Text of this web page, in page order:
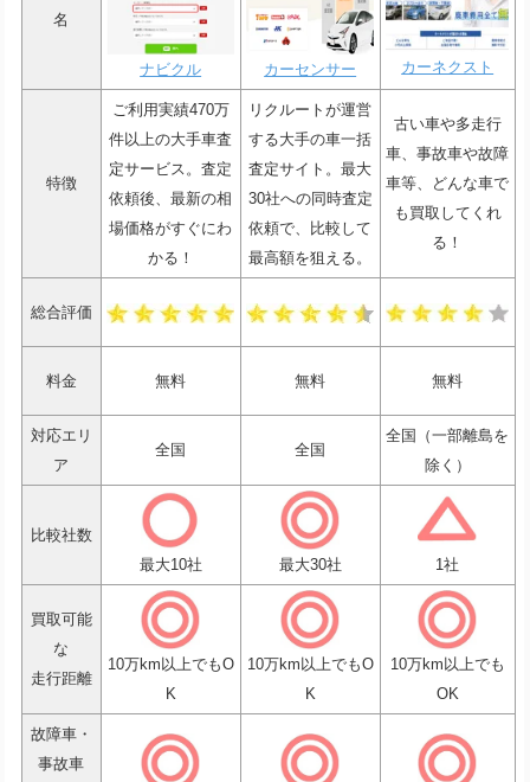
名
ナビクル カーセンサー カーネクスト
特徴
ご利用実績470万
件以上の大手車査
定サービス。査定
依頼後、最新の相
場価格がすぐにわ
かる！
リクルートが運営
する大手の車一括
査定サイト。最大
30社への同時査定
依頼で、比較して
最高額を狙える。
古い車や多走行
車、事故車や故障
車等、どんな車で
も買取してくれ
る！
総合評価
料金 無料 無料 無料
対応エリ
ア
全国 全国
全国（一部離島を
除く）
比較社数
最大10社
最大30社 1社
買取可能
な
走行距離
10万km以上でもO
K
10万km以上でもO
K
10万km以上でも
OK
故障車・
事故車